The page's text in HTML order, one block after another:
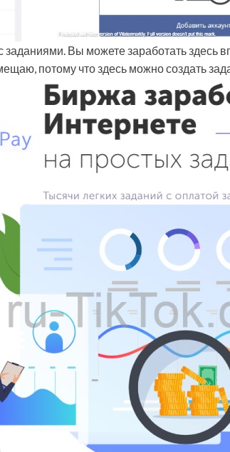
заданиями. Вы можете заработать здесь
потому что здесь можно создать